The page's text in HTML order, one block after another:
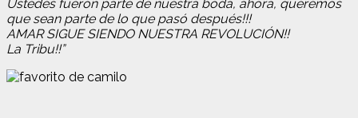
Ustedes fueron parte de nuestra boda, ahora, queremos
que sean parte de lo que pasó después!!!
AMAR SIGUE SIENDO NUESTRA REVOLUCIÓN!!
La Tribu!!”